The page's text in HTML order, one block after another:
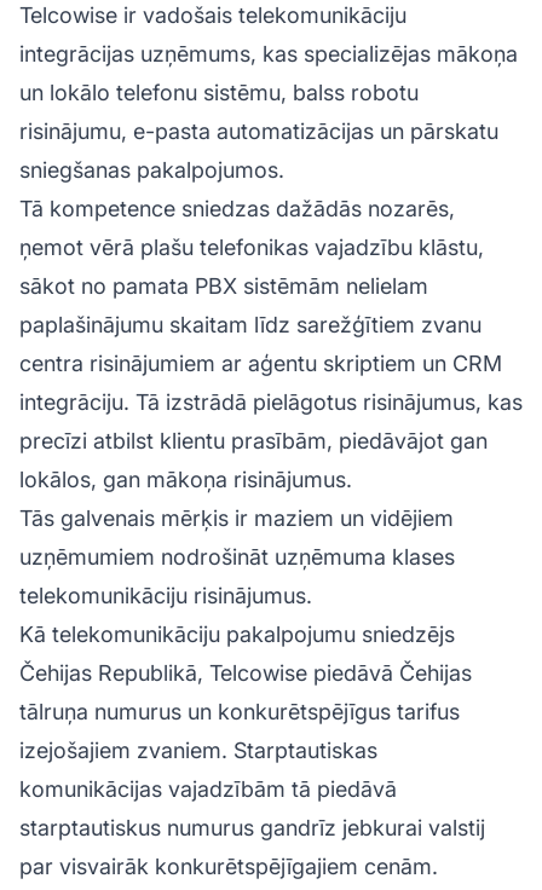
Telcowise ir vadošais telekomunikāciju
integrācijas uzņēmums, kas specializējas mākoņa
un lokālo telefonu sistēmu, balss robotu
risinājumu, e-pasta automatizācijas un pārskatu
sniegšanas pakalpojumos.
Tā kompetence sniedzas dažādās nozarēs,
ņemot vērā plašu telefonikas vajadzību klāstu,
sākot no pamata PBX sistēmām nelielam
paplašinājumu skaitam līdz sarežģītiem zvanu
centra risinājumiem ar aģentu skriptiem un CRM
integrāciju. Tā izstrādā pielāgotus risinājumus, kas
precīzi atbilst klientu prasībām, piedāvājot gan
lokālos, gan mākoņa risinājumus.
Tās galvenais mērķis ir maziem un vidējiem
uzņēmumiem nodrošināt uzņēmuma klases
telekomunikāciju risinājumus.
Kā telekomunikāciju pakalpojumu sniedzējs
Čehijas Republikā, Telcowise piedāvā Čehijas
tālruņa numurus un konkurētspējīgus tarifus
izejošajiem zvaniem. Starptautiskas
komunikācijas vajadzībām tā piedāvā
starptautiskus numurus gandrīz jebkurai valstij
par visvairāk konkurētspējīgajiem cenām.